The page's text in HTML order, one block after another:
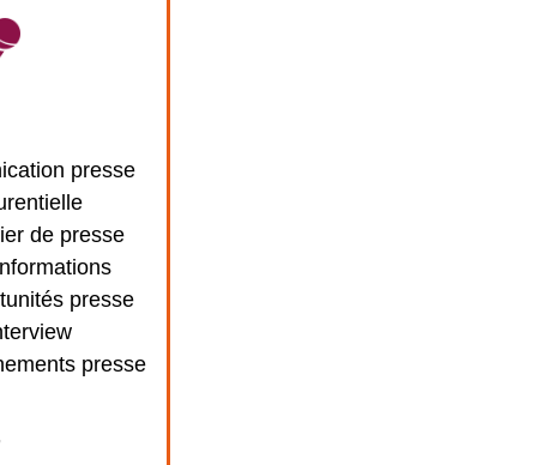
presse
de presse
presse
presse